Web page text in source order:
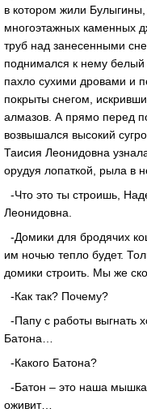
в котором жили
многоэтажных каменных
труб над занесенными
поднимался к нему
пахло сухими дровами и
покрыты снегом,
алмазов. А прямо перед
возвышался высокий
Таисия Леонидовна
орудуя лопаткой, рыла в
-Что это ты строишь,
Леонидовна.
-Домики для бродячих
им ночью тепло будет.
домики строить. Мы же
-Как так? Почему?
-Папу с работы выгнать
Батона…
-Какого Батона?
-Батон – это наша
оживит…